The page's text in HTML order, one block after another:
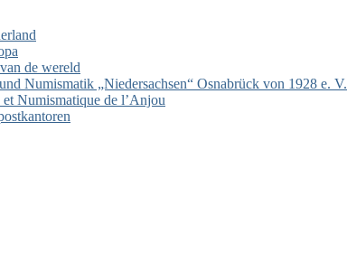
de wereld
Numismatik „Niedersachsen“ Osnabrück von 1928 e. V.
Numismatique de l’Anjou